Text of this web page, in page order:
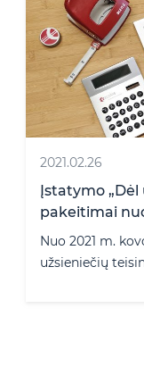
2021.02.26
Įstatymo „Dėl
pakeitimai
Nuo 2021 m.
užsieniečių